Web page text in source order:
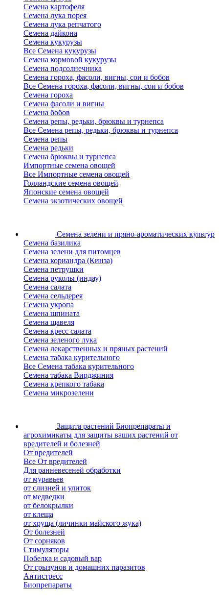
Семена картофеля
Семена лука порея
Семена лука репчатого
Семена дайкона
Семена кукурузы
Все Семена кукурузы
Семена кормовой кукурузы
Семена подсолнечника
Семена гороха, фасоли, вигны, сои и бобов
Все Семена гороха, фасоли, вигны, сои и бобов
Семена гороха
Семена фасоли и вигны
Семена бобов
Семена репы, редьки, брюквы и турнепса
Все Семена репы, редьки, брюквы и турнепса
Семена репы
Семена редьки
Семена брюквы и турнепса
Импортные семена овощей
Все Импортные семена овощей
Голландские семена овощей
Японские семена овощей
Семена экзотических овощей
Семена зелени и пряно-ароматических культур
Семена базилика
Семена зелени для питомцев
Семена кориандра (Кинза)
Семена петрушки
Семена руколы (индау)
Семена салата
Семена сельдерея
Семена укропа
Семена шпината
Семена щавеля
Семена кресс салата
Семена зеленого лука
Семена лекарственных и пряных растений
Семена табака курительного
Все Семена табака курительного
Семена табака Вирджиния
Семена крепкого табака
Семена микрозелени
Защита растений Биопрепараты и
агрохимикаты для защиты ваших растений от
вредителей и болезней
От вредителей
Все От вредителей
Для ранневесеней обработки
от муравьев
от слизней и улиток
от медведки
от белокрылки
от клеща
от хруща (личинки майского жука)
От болезней
От сорняков
Стимуляторы
Побелка и садовый вар
От грызунов и домашних паразитов
Антистресс
Биопрепараты